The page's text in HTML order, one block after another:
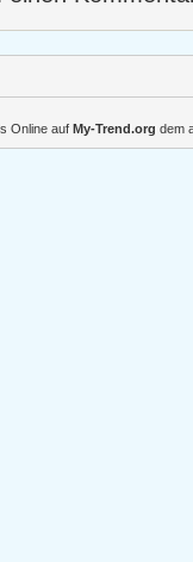
Online auf My-Trend.org dem